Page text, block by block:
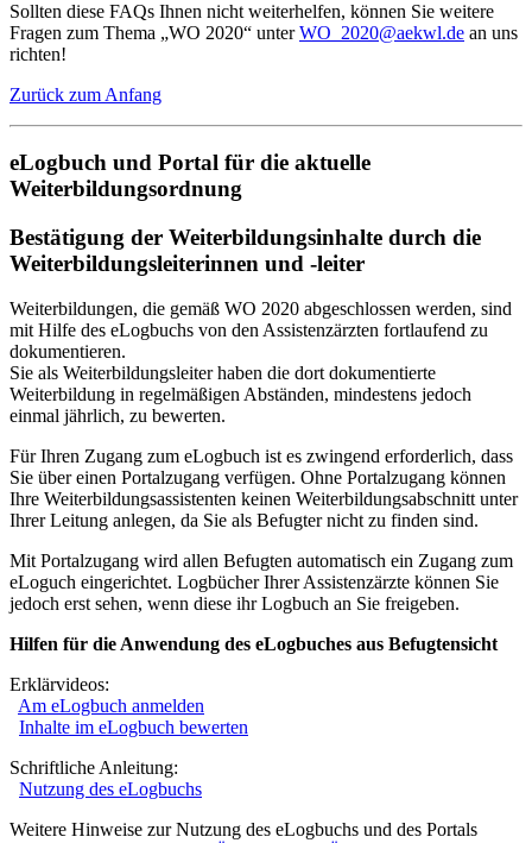
Sollten diese FAQs Ihnen nicht weiterhelfen, können Sie weitere
Fragen zum Thema „WO 2020“ unterWO_2020@aekwl.de an uns
richten!
Zurück zum Anfang
eLogbuch und Portal für die aktuelle
Weiterbildungsordnung
Bestätigung der Weiterbildungsinhalte durch die
Weiterbildungsleiterinnen und -leiter
Weiterbildungen, die gemäß WO 2020 abgeschlossen werden, sind
mit Hilfe des eLogbuchs von den Assistenzärzten fortlaufend zu
dokumentieren.
Sie als Weiterbildungsleiter haben die dort dokumentierte
Weiterbildung in regelmäßigen Abständen, mindestens jedoch
einmal jährlich, zu bewerten.
Für Ihren Zugang zum eLogbuch ist es zwingend erforderlich, dass
Sie über einen Portalzugang verfügen. Ohne Portalzugang können
Ihre Weiterbildungsassistenten keinen Weiterbildungsabschnitt unter
Ihrer Leitung anlegen, da Sie als Befugter nicht zu finden sind.
Mit Portalzugang wird allen Befugten automatisch ein Zugang zum
eLoguch eingerichtet. Logbücher Ihrer Assistenzärzte können Sie
jedoch erst sehen, wenn diese ihr Logbuch an Sie freigeben.
Hilfen für die Anwendung des eLogbuches aus Befugtensicht
Erklärvideos:
Am eLogbuch anmelden
Inhalte im eLogbuch bewerten
Schriftliche Anleitung:
Nutzung des eLogbuchs
Weitere Hinweise zur Nutzung des eLogbuchs und des Portals